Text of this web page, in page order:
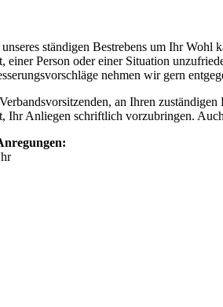
ständigen Bestrebens um Ihr
Person oder einer Situation
nehmen wir gern
an Ihren
Ihr Anliegen schriftlich vorzubringen.